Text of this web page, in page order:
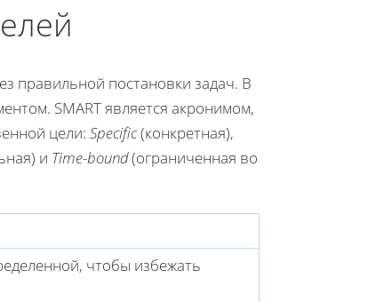
правильной постановки задач. В
SMART является акронимом,
цели: Specific(конкретная),
и Time-bound(ограниченная во
чтобы избежать